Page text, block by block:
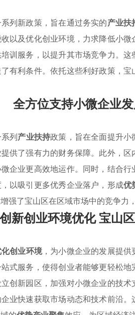
列新政策，旨在通过务实的产业扶
以及优化创业环境，力求降低小
训服务，以提升其市场竞争力。
有利条件。依托这些利好政策，
全方位支持小微企业
列产业扶持政策，旨在全面提升
供了强有力的财务保障。此外，
企业更高效地运作。同时，结合
以吸引更多优秀企业落户，形成优
强了宝山区在区域市场中的竞争力
创新创业环境优化 宝山
创业环境，为小微企业的发展提
式服务，使得创业者能够更轻松
创新园区，加强对小微企业的技
业快速获取市场动态和技术前沿